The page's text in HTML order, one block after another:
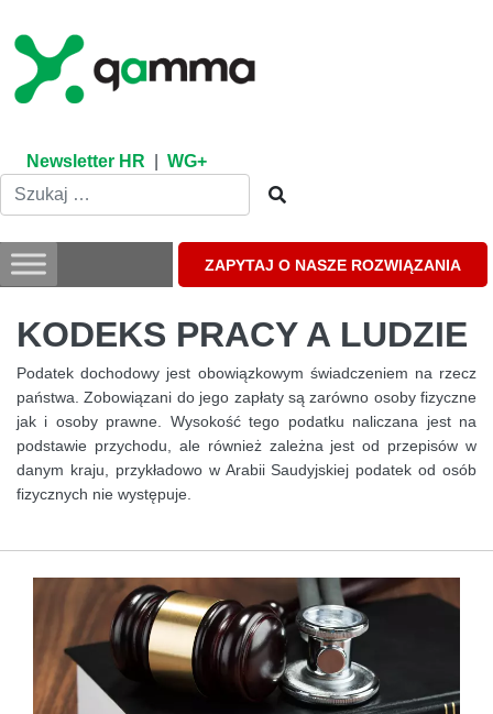
content
Newsletter HR WG+
ZAPYTAJ O NASZE ROZWIĄZANIA
KODEKS PRACY A LUDZIE
Podatek dochodowy jest obowiązkowym świadczeniem na rzecz
państwa. Zobowiązani do jego zapłaty są zarówno osoby fizyczne
jak i osoby prawne. Wysokość tego podatku naliczana jest na
podstawie przychodu, ale również zależna jest od przepisów w
danym kraju, przykładowo w Arabii Saudyjskiej podatek od osób
fizycznych nie występuje.